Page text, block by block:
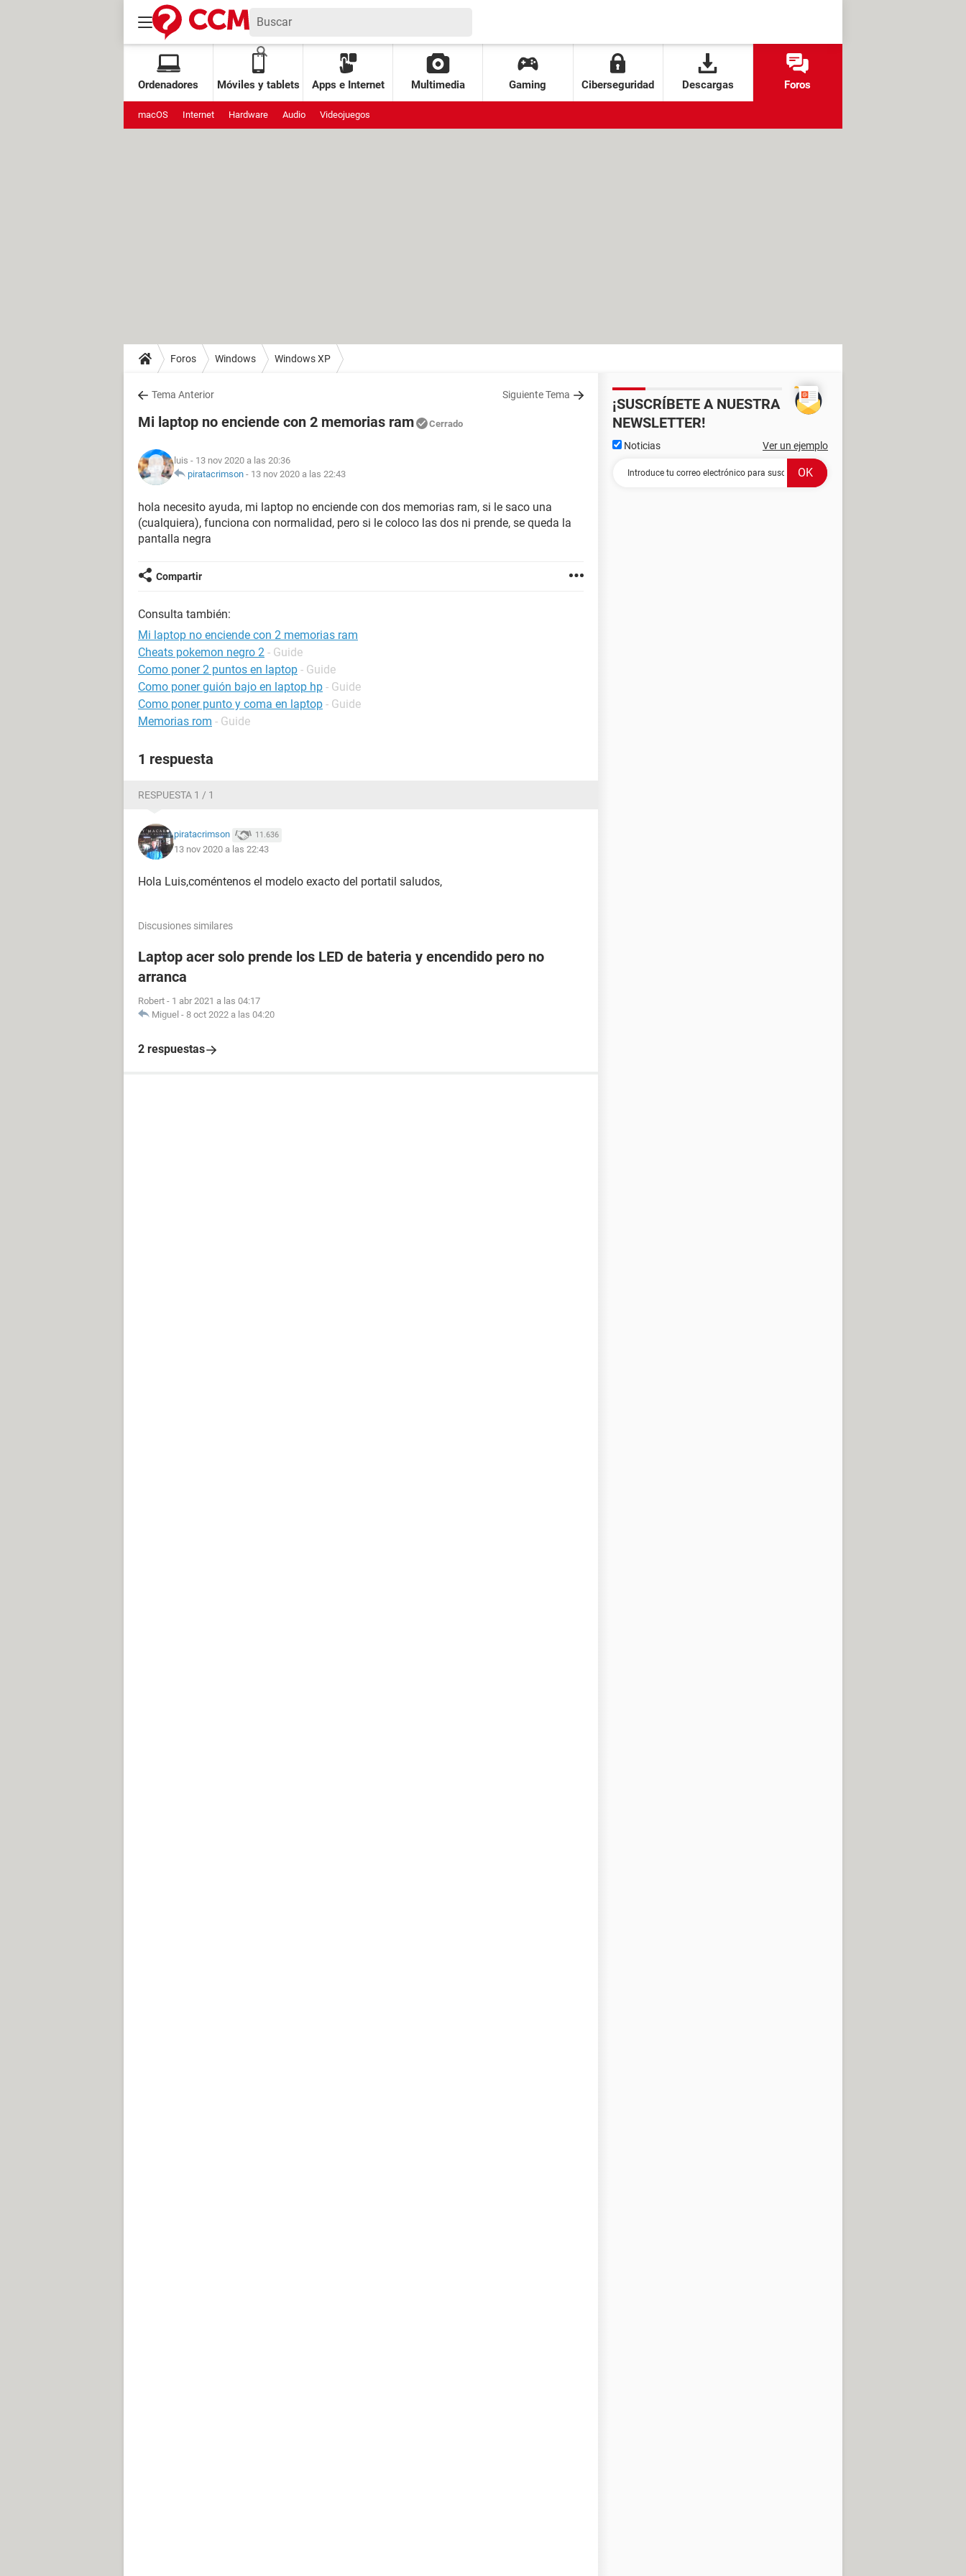
Ordenadores Móviles y tablets Apps e Internet Multimedia Gaming Ciberseguridad Descargas Foros
macOS Internet Hardware Audio Videojuegos
Foros Windows Windows XP
Tema Anterior Siguiente Tema
Mi laptop no enciende con 2 memorias ram Cerrado
luis - 13 nov 2020 a las 20:36
piratacrimson - 13 nov 2020 a las 22:43
hola necesito ayuda, mi laptop no enciende con dos memorias ram, si le saco una
(cualquiera), funciona con normalidad, pero si le coloco las dos ni prende, se queda la
pantalla negra
Compartir
Consulta también:
Mi laptop no enciende con 2 memorias ram
Cheats pokemon negro 2 - Guide
Como poner 2 puntos en laptop - Guide
Como poner guión bajo en laptop hp - Guide
Como poner punto y coma en laptop - Guide
Memorias rom - Guide
1 respuesta
RESPUESTA 1 / 1
piratacrimson 11.636
13 nov 2020 a las 22:43
Hola Luis,coméntenos el modelo exacto del portatil saludos,
Discusiones similares
Laptop acer solo prende los LED de bateria y encendido pero no
arranca
Robert - 1 abr 2021 a las 04:17
Miguel - 8 oct 2022 a las 04:20
2 respuestas
¡SUSCRÍBETE A NUESTRA
NEWSLETTER!
Noticias Ver un ejemplo